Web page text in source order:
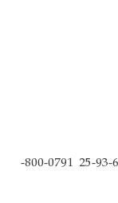
شماره های موبایل: & 0744351326 & 0788-65-93-25 0791-800-